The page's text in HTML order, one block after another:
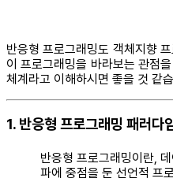
반응형 프로그래밍도 객체지향
이 프로그래밍을 바라보는 관점
체계라고 이해하시면 좋을 것 같
1. 반응형 프로그래밍 패러다
반응형 프로그래밍이란,
파에 중점을 둔 선언적 프